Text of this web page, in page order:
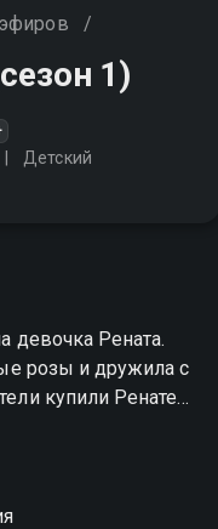
/
1)
Детский
девочка Рената.
розы и дружила с
купили Ренате
географию…
Пчелография
в хорошем HD